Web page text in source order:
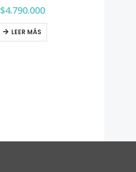
$4.790.000
LEER MÁS